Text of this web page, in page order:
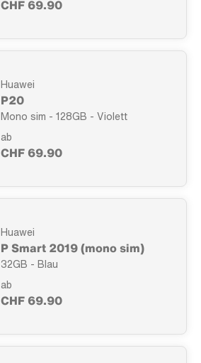
CHF 69.90
Huawei
P20
Mono sim - 128GB - Violett
ab
CHF 69.90
Huawei
P Smart 2019 (mono sim)
32GB - Blau
ab
CHF 69.90